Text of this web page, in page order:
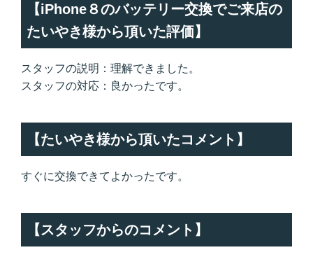
【iPhone８のバッテリー交換でご来店の
たいやき様から頂いた評価】
スタッフの説明：理解できました。
スタッフの対応：良かったです。
【たいやき様から頂いたコメント】
すぐに交換できてよかったです。
【スタッフからのコメント】